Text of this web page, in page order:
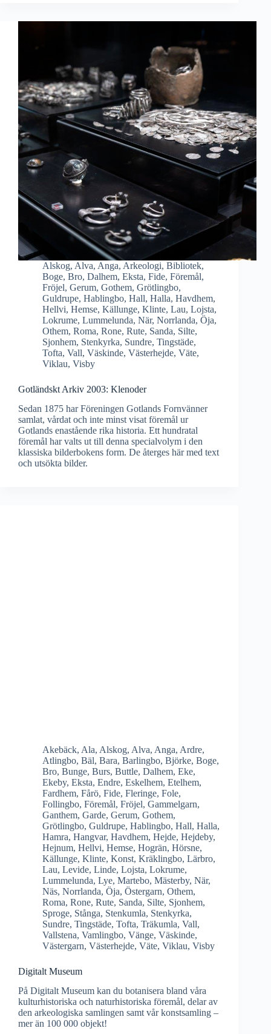
Alskog, Alva, Anga, Arkeologi, Bibliotek,
Boge, Bro, Dalhem, Eksta, Fide, Föremål,
Fröjel, Gerum, Gothem, Grötlingbo,
Guldrupe, Hablingbo, Hall, Halla, Havdhem,
Hellvi, Hemse, Källunge, Klinte, Lau, Lojsta,
Lokrume, Lummelunda, När, Norrlanda, Öja,
Othem, Roma, Rone, Rute, Sanda, Silte,
Sjonhem, Stenkyrka, Sundre, Tingstäde,
Tofta, Vall, Väskinde, Västerhejde, Väte,
Viklau, Visby
Gotländskt Arkiv 2003: Klenoder
Sedan 1875 har Föreningen Gotlands Fornvänner
samlat, vårdat och inte minst visat föremål ur
Gotlands enastående rika historia. Ett hundratal
föremål har valts ut till denna specialvolym i den
klassiska bilderbokens form. De återges här med text
och utsökta bilder.
Akebäck, Ala, Alskog, Alva, Anga, Ardre,
Atlingbo, Bäl, Bara, Barlingbo, Björke, Boge,
Bro, Bunge, Burs, Buttle, Dalhem, Eke,
Ekeby, Eksta, Endre, Eskelhem, Etelhem,
Fardhem, Fårö, Fide, Fleringe, Fole,
Follingbo, Föremål, Fröjel, Gammelgarn,
Ganthem, Garde, Gerum, Gothem,
Grötlingbo, Guldrupe, Hablingbo, Hall, Halla,
Hamra, Hangvar, Havdhem, Hejde, Hejdeby,
Hejnum, Hellvi, Hemse, Hogrän, Hörsne,
Källunge, Klinte, Konst, Kräklingbo, Lärbro,
Lau, Levide, Linde, Lojsta, Lokrume,
Lummelunda, Lye, Martebo, Mästerby, När,
Näs, Norrlanda, Öja, Östergarn, Othem,
Roma, Rone, Rute, Sanda, Silte, Sjonhem,
Sproge, Stånga, Stenkumla, Stenkyrka,
Sundre, Tingstäde, Tofta, Träkumla, Vall,
Vallstena, Vamlingbo, Vänge, Väskinde,
Västergarn, Västerhejde, Väte, Viklau, Visby
Digitalt Museum
På Digitalt Museum kan du botanisera bland våra
kulturhistoriska och naturhistoriska föremål, delar av
den arkeologiska samlingen samt vår konstsamling –
mer än 100 000 objekt!